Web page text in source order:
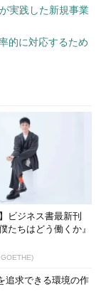
実践した新規事業
的に対応するため
ビジネス書最新刊
たちはどう働くか』
追求できる環境の作